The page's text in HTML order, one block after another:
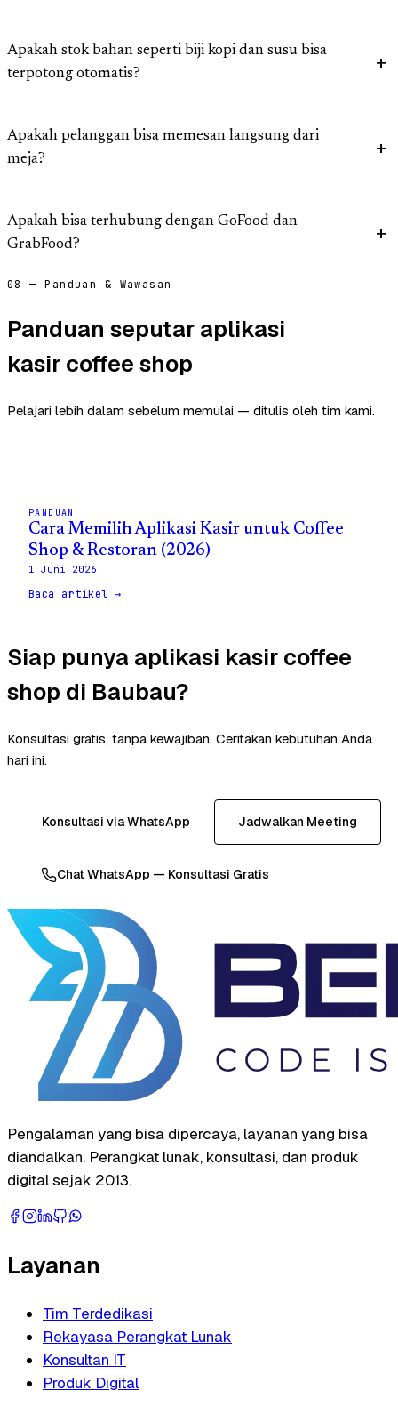
Apakah stok bahan seperti biji kopi dan susu bisa
terpotong otomatis?
Apakah pelanggan bisa memesan langsung dari
meja?
Apakah bisa terhubung dengan GoFood dan
GrabFood?
08 — Panduan & Wawasan
Panduan seputar aplikasi
kasir coffee shop
Pelajari lebih dalam sebelum memulai — ditulis oleh tim kami.
PANDUAN
Cara Memilih Aplikasi Kasir untuk Coffee
Shop & Restoran (2026)
1 Juni 2026
Baca artikel →
Siap punya aplikasi kasir coffee
shop di Baubau?
Konsultasi gratis, tanpa kewajiban. Ceritakan kebutuhan Anda
hari ini.
Konsultasi via WhatsApp Jadwalkan Meeting
Chat WhatsApp — Konsultasi Gratis
Pengalaman yang bisa dipercaya, layanan yang bisa
diandalkan. Perangkat lunak, konsultasi, dan produk
digital sejak 2013.
Layanan
Tim Terdedikasi
Rekayasa Perangkat Lunak
Konsultan IT
Produk Digital